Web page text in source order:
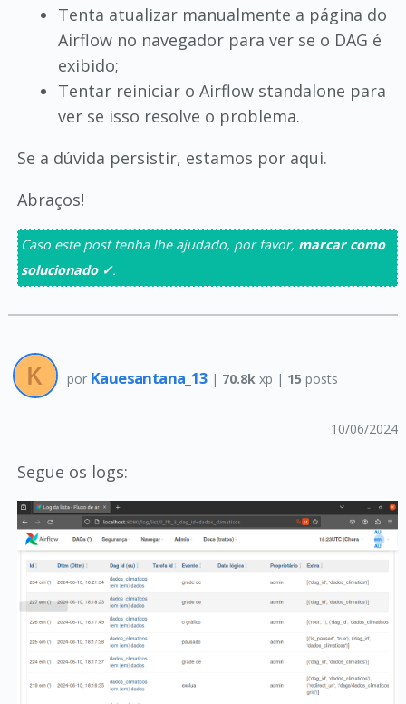
Tenta atualizar manualmente a página do
Airflow no navegador para ver se o DAG é
exibido;
Tentar reiniciar o Airflow standalone para
ver se isso resolve o problema.
Se a dúvida persistir, estamos por aqui.
Abraços!
Caso este post tenha lhe ajudado, por favor, marcar como
solucionado ✓.
por Kauesantana_13 | 70.8k xp | 15 posts
10/06/2024
Segue os logs: